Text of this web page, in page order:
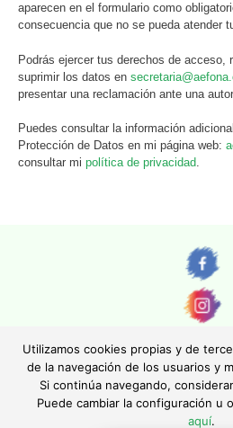
aparecen en el formulario como
consecuencia que no se pueda atender
Podrás ejercer tus derechos de
suprimir los datos en
presentar una reclamación ante una
Puedes consultar la información
Protección de Datos en mi página web:
consultar mi política de privacidad.
© AEFONA 2011- 2026 | Todas las
autores. Queda totalmente
Política de privacidad
Utilizamos cookies propias y de
de la navegación de los usuarios y
Si continúa navegando,
Puede cambiar la configuración u
aquí.